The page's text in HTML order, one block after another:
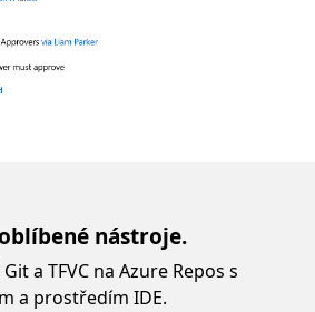
nástroje.
a TFVC na Azure Repos s
a prostředím IDE.